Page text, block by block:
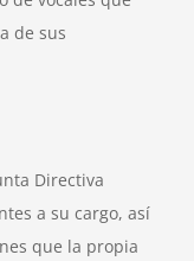
de sus
Directiva
a su cargo, así
que la propia